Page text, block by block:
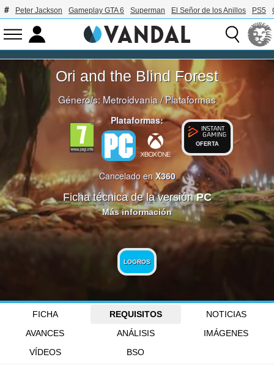
Peter Jackson Gameplay GTA 6 Superman El Señor de los Anillos PS5
Ori and the Blind Forest
Género/s: Metroidvania/Plataformas
Plataformas:
OFERTA
Cancelado en X360
Ficha técnica de la versiónPC
Más información
LOGROS
FICHA REQUISITOS
NOTICIAS
AVANCES
ANÁLISIS
IMÁGENES
VÍDEOS
BSO